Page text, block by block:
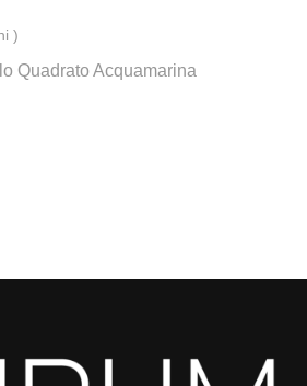
)
Quadrato Acquamarina